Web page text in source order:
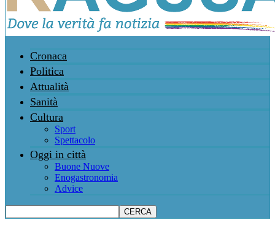
Cronaca
Politica
Attualità
Sanità
Cultura
Sport
Spettacolo
Oggi in città
Buone Nuove
Enogastronomia
Advice